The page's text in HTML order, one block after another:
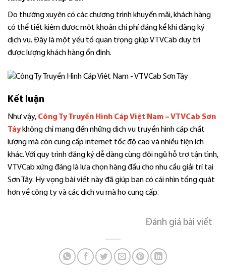
Do thường xuyên có các chương trình khuyến mãi, khách hàng
có thể tiết kiệm được một khoản chi phí đáng kể khi đăng ký
dịch vụ. Đây là một yếu tố quan trọng giúp VTVCab duy trì
được lượng khách hàng ổn định.
Kết luận
Như vậy, Công Ty Truyền Hình Cáp Việt Nam – VTVCab Sơn
Tây không chỉ mang đến những dịch vụ truyền hình cáp chất
lượng mà còn cung cấp internet tốc độ cao và nhiều tiện ích
khác. Với quy trình đăng ký dễ dàng cùng đội ngũ hỗ trợ tận tình,
VTVCab xứng đáng là lựa chọn hàng đầu cho nhu cầu giải trí tại
Sơn Tây. Hy vọng bài viết này đã giúp bạn có cái nhìn tổng quát
hơn về công ty và các dịch vụ mà họ cung cấp.
Đánh giá bài viết